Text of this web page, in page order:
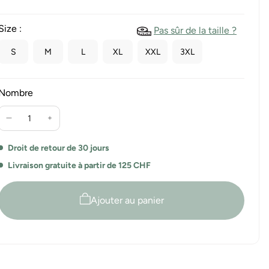
: Pas sûr de la taille ?
S M L XL XXL 3XL
Réduire
quantité
pour
T-
Augmente
quantité
pour
Yasmin
Droit de retour de 30 jours
Livraison gratuite à partir de 125 CHF
Ajouter au panier